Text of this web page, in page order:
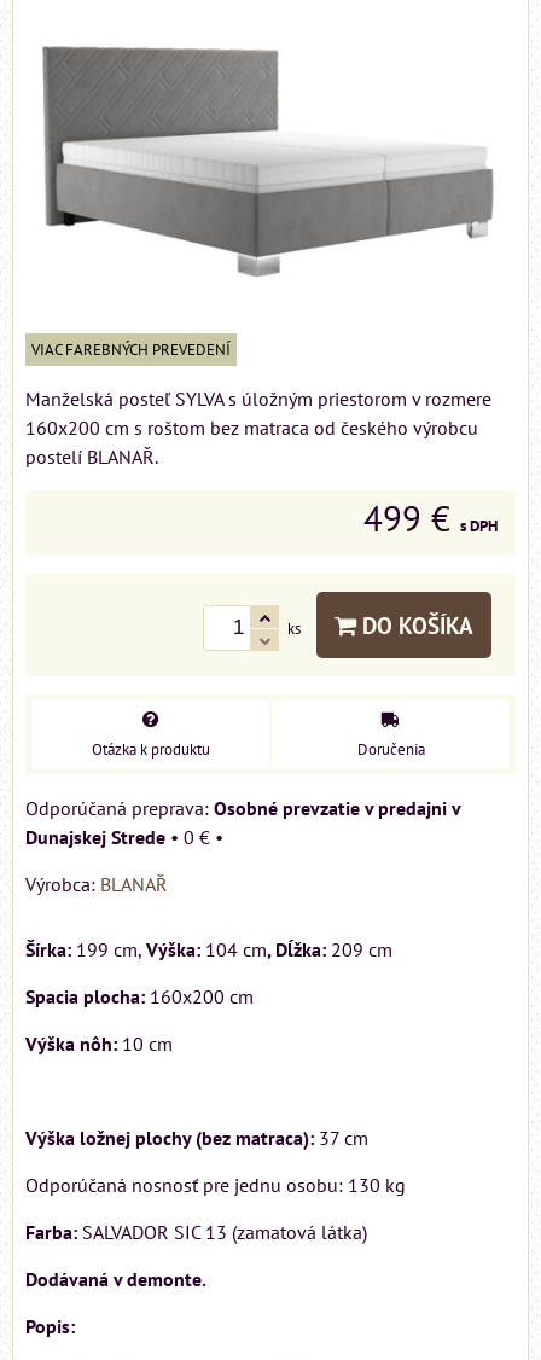
VIAC FAREBNÝCH PREVEDENÍ
Manželská posteľ SYLVA s úložným priestorom v rozmere
160x200 cm s roštom bez matraca od českého výrobcu
postelí BLANAŘ.
499 € s DPH
ks DO KOŠÍKA
Otázka k produktu Doručenia
Osobné prevzatie v predajni v
Dunajskej Strede • 0 € •
Výrobca: BLANAŘ
Šírka: 199 cm, Výška: 104 cm, Dĺžka: 209 cm
Spacia plocha: 160x200 cm
Výška nôh: 10 cm
Výška ložnej plochy (bez matraca): 37 cm
Odporúčaná nosnosť pre jednu osobu: 130 kg
Farba: SALVADOR SIC 13 (zamatová látka)
Dodávaná v demonte.
Popis: